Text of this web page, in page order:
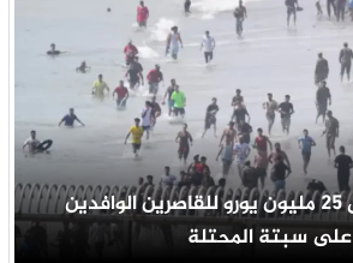
إسبانيا تخصص 25 مليون يورو للقاصرين الوافدين
على سبتة المحتلة